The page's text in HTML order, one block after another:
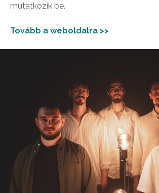
mutatkozik be.
Tovább a weboldalra >>